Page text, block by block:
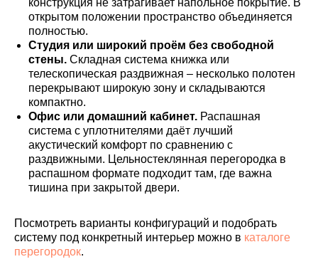
открытом положении пространство объединяется
полностью.
Студия или широкий проём без свободной
стены. Складная система книжка или
телескопическая раздвижная – несколько полотен
перекрывают широкую зону и складываются
компактно.
Офис или домашний кабинет. Распашная
система с уплотнителями даёт лучший
акустический комфорт по сравнению с
раздвижными. Цельностеклянная перегородка в
распашном формате подходит там, где важна
тишина при закрытой двери.
Посмотреть варианты конфигураций и подобрать
систему под конкретный интерьер можно в каталоге
перегородок.